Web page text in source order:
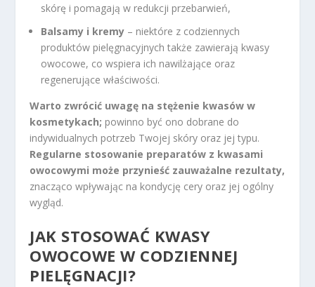
skórę i pomagają w redukcji przebarwień,
Balsamy i kremy – niektóre z codziennych
produktów pielęgnacyjnych także zawierają kwasy
owocowe, co wspiera ich nawilżające oraz
regenerujące właściwości.
Warto zwrócić uwagę na stężenie kwasów w
kosmetykach; powinno być ono dobrane do
indywidualnych potrzeb Twojej skóry oraz jej typu.
Regularne stosowanie preparatów z kwasami
owocowymi może przynieść zauważalne rezultaty,
znacząco wpływając na kondycję cery oraz jej ogólny
wygląd.
JAK STOSOWAĆ KWASY
OWOCOWE W CODZIENNEJ
PIELĘGNACJI?